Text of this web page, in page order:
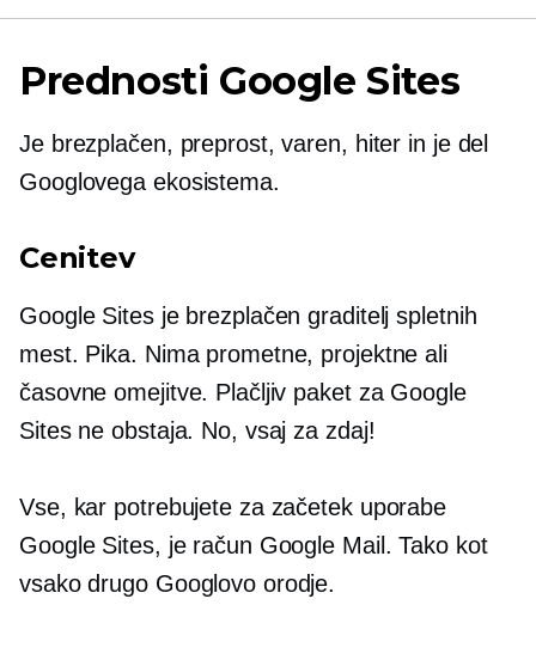
Prednosti Google Sites
Je brezplačen, preprost, varen, hiter in je del
Googlovega ekosistema.
Cenitev
Google Sites je brezplačen graditelj spletnih
mest. Pika. Nima prometne, projektne ali
časovne omejitve. Plačljiv paket za Google
Sites ne obstaja. No, vsaj za zdaj!
Vse, kar potrebujete za začetek uporabe
Google Sites, je račun Google Mail. Tako kot
vsako drugo Googlovo orodje.